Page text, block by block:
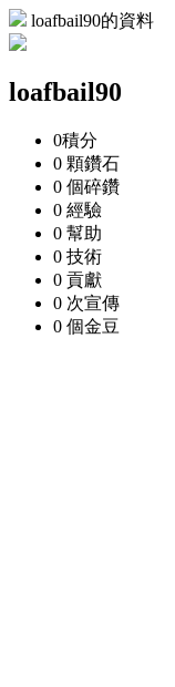
loafbail90的資料
loafbail90
0積分
0 顆鑽石
0 個碎鑽
0 經驗
0 幫助
0 技術
0 貢獻
0 次宣傳
0 個金豆